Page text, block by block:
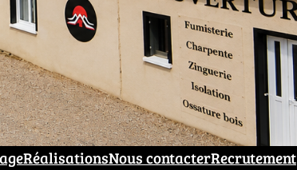
RéalisationsNous contacterRecrutement